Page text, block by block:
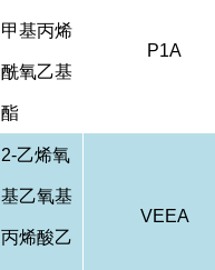
甲基丙烯
酰氧乙基
酯
P1A
2-乙烯氧
基乙氧基
丙烯酸乙
VEEA